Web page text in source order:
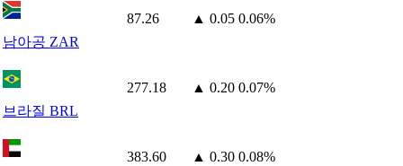
남아공 ZAR
87.26 ▲ 0.05 0.06%
브라질 BRL
277.18 ▲ 0.20 0.07%
383.60 ▲ 0.30 0.08%